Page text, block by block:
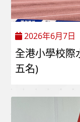
2026年6月7日
全港小學校際
五名)